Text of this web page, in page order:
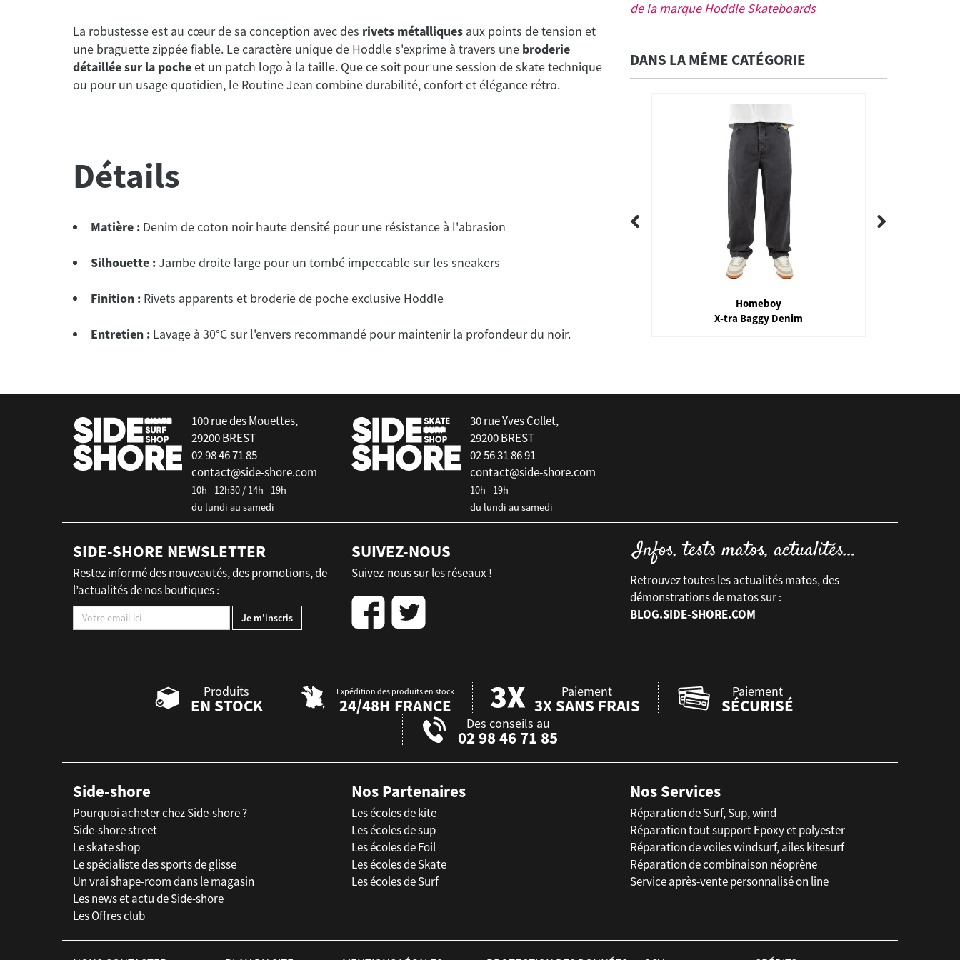
La robustesse est au cœur de sa conception avec des rivets métalliques aux points de tension et
une braguette zippée fiable. Le caractère unique de Hoddle s'exprime à travers une broderie
détaillée sur la pocheet un patch logo à la taille. Que ce soit pour une session de skate technique
ou pour un usage quotidien, le Routine Jean combine durabilité, confort et élégance rétro.
Détails
Matière : Denim de coton noir haute densité pour une résistance à l'abrasion
Silhouette :Jambe droite large pour un tombé impeccable sur les sneakers
Finition : Rivets apparents et broderie de poche exclusive Hoddle
Entretien : Lavage à 30°C sur l'envers recommandé pour maintenir la profondeur du noir.
de la marqueHoddle Skateboards
DANS LA MÊME CATÉGORIE
PassPort
Homeboy
X-tra Baggy Denim
100 rue des Mouettes,
29200 BREST
02 98 46 71 85
contact@side-shore.com
10h - 12h30 / 14h - 19h
du lundi au samedi
30 rue Yves Collet,
29200 BREST
02 56 31 86 91
contact@side-shore.com
10h - 19h
du lundi au samedi
SIDE-SHORE NEWSLETTER
Restez informé des nouveautés, des promotions, de
l’actualités de nos boutiques :
SUIVEZ-NOUS
Suivez-nous sur les réseaux !
Retrouvez toutes les actualités matos, des
démonstrations de matos sur :
BLOG.SIDE-SHORE.COM
Produits
EN STOCK
Expédition des produits en stock
24/48H FRANCE
Paiement
3X SANS FRAIS
Paiement
SÉCURISÉ
Des conseils au
02 98 46 71 85
Side-shore
Pourquoi acheter chez Side-shore ?
Side-shore street
Le skate shop
Le spécialiste des sports de glisse
Un vrai shape-room dans le magasin
Les news et actu de Side-shore
Les Offres club
Nos Partenaires
Les écoles de kite
Les écoles de sup
Les écoles de Foil
Les écoles de Skate
Les écoles de Surf
Nos Services
Réparation de Surf, Sup, wind
Réparation tout support Epoxy et polyester
Réparation de voiles windsurf, ailes kitesurf
Réparation de combinaison néoprène
Service après-vente personnalisé on line